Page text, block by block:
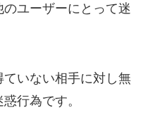
ユーザーにとって迷
いない相手に対し無
行為です。